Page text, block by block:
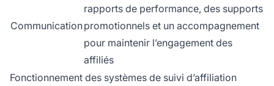
Communication
rapports de performance, des supports
promotionnels et un accompagnement
pour maintenir l’engagement des
affiliés
Fonctionnement des systèmes de suivi d’affiliation